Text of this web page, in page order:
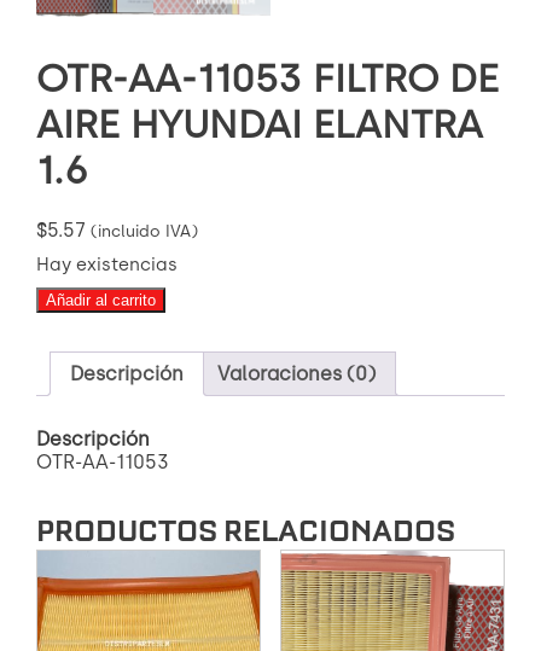
OTR-AA-11053 FILTRO DE
AIRE HYUNDAI ELANTRA
1.6
$5.57 (incluido IVA)
Hay existencias
OTR-
AA-
FILTRO
DE
HYUNDAI
ELANTRA
Añadir al carrito
Descripción Valoraciones (0)
Descripción
OTR-AA-11053
PRODUCTOS RELACIONADOS